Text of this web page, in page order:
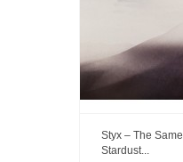
Styx – The Same
Stardust...